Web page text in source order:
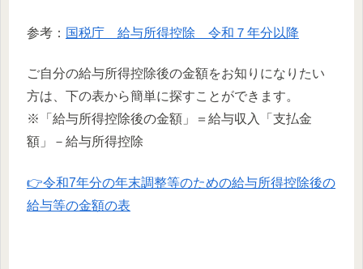
参考： 国税庁 給与所得控除 令和７年分以降
ご自分の給与所得控除後の金額をお知りになりたい
方は、下の表から簡単に探すことができます。
※「給与所得控除後の金額」＝給与収入「支払金
額」－給与所得控除
👉令和7年分の年末調整等のための給与所得控除後の
給与等の金額の表